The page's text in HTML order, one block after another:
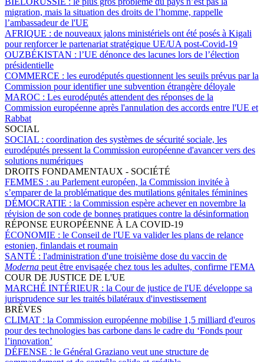
migration, mais la situation des droits de l’homme, rappelle
l’ambassadeur de l'UE
AFRIQUE : de nouveaux jalons ministériels ont été posés à Kigali
pour renforcer le partenariat stratégique UE/UA post-Covid-19
OUZBÉKISTAN : l’UE dénonce des lacunes lors de l’élection
présidentielle
COMMERCE : les eurodéputés questionnent les seuils prévus par la
Commission pour identifier une subvention étrangère déloyale
MAROC : Les eurodéputés attendent des réponses de la
Commission européenne après l'annulation des accords entre l'UE et
Rabbat
SOCIAL
SOCIAL : coordination des systèmes de sécurité sociale, les
eurodéputés pressent la Commission européenne d'avancer vers des
solutions numériques
DROITS FONDAMENTAUX - SOCIÉTÉ
FEMMES : au Parlement européen, la Commission invitée à
s’emparer de la problématique des mutilations génitales féminines
DÉMOCRATIE : la Commission espère achever en novembre la
révision de son code de bonnes pratiques contre la désinformation
RÉPONSE EUROPÉENNE À LA COVID-19
ÉCONOMIE : le Conseil de l'UE va valider les plans de relance
estonien, finlandais et roumain
SANTÉ : l'administration d'une troisième dose du vaccin de
Moderna peut être envisagée chez tous les adultes, confirme l'EMA
COUR DE JUSTICE DE L'UE
MARCHÉ INTÉRIEUR : la Cour de justice de l'UE développe sa
jurisprudence sur les traités bilatéraux d'investissement
BRÈVES
CLIMAT : la Commission européenne mobilise 1,5 milliard d'euros
pour des technologies bas carbone dans le cadre du ‘Fonds pour
l’innovation’
DÉFENSE : le Général Graziano veut une structure de